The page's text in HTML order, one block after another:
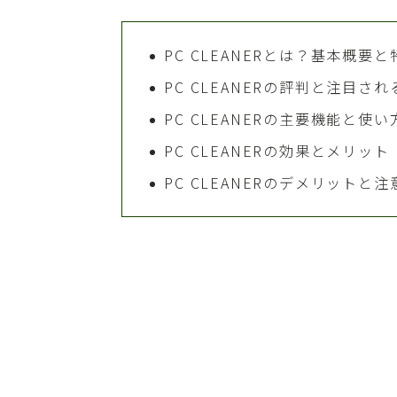
PC CLEANERとは？基本概要と
PC CLEANERの評判と注目され
PC CLEANERの主要機能と使い
PC CLEANERの効果とメリット
PC CLEANERのデメリットと注